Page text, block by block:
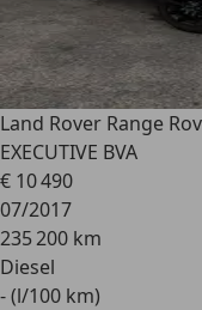
Land Rover Range
EXECUTIVE BVA
€ 10 490
07/2017
235 200 km
Diesel
- (l/100 km)